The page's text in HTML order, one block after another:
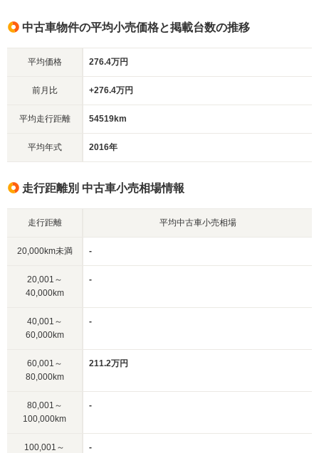
中古車物件の平均小売価格と掲載台数の推移
平均価格 276.4万円
前月比 +276.4万円
平均走行距離 54519km
平均年式 2016年
走行距離別 中古車小売相場情報
走行距離 平均中古車小売相場
20,000km未満 -
20,001～
40,000km
-
40,001～
60,000km
-
60,001～
80,000km
211.2万円
80,001～
100,000km
-
100,001～
-